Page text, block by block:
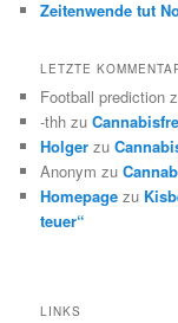
Zeitenwende tut
LETZTE
Football prediction
-thh zu
Holger zu
Anonym zu
Homepage zu
teuer“
LINKS